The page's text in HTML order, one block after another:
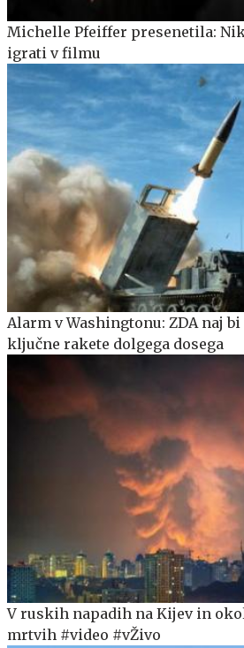
Michelle Pfeiffer presenetila:
igrati v filmu
Alarm v Washingtonu: ZDA naj
ključne rakete dolgega dosega
V ruskih napadih na Kijev in
mrtvih #video #vŽivo